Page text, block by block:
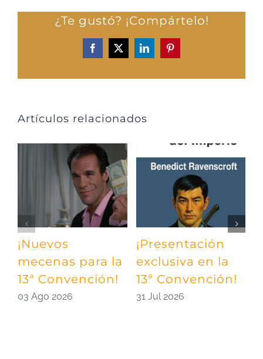
¿Te gustó? ¡Compártelo!
Facebook
X LinkedInPinterest
Artículos relacionados
¡Nuevos
mecenas para la
13ª Convención!
03 Ago 2026
¡Presentación
exclusiva en la
13ª Convención!
31 Jul 2026